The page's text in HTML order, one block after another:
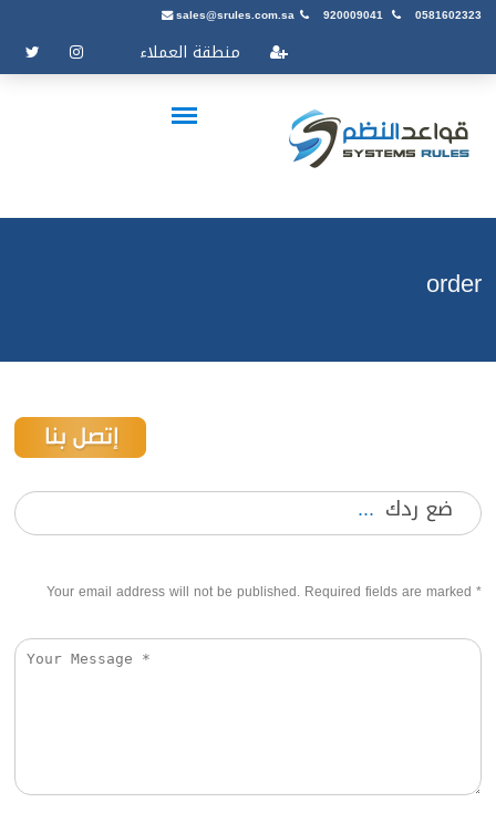
sales@srules.com.sa 920009041 0581602323
منطقة العملاء
order
ضع ردك
Your email address will not be published. Required fields are marked *